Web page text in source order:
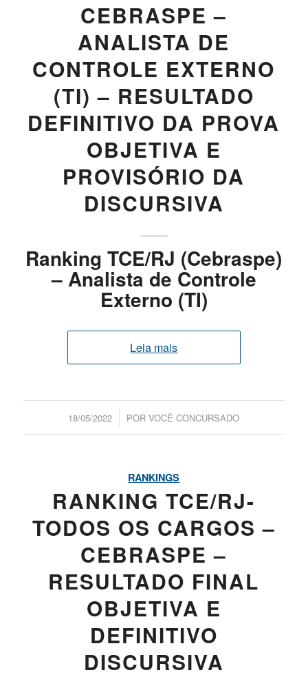
CEBRASPE –
ANALISTA DE
CONTROLE EXTERNO
(TI) – RESULTADO
DEFINITIVO DA PROVA
OBJETIVA E
PROVISÓRIO DA
DISCURSIVA
Ranking TCE/RJ (Cebraspe)
– Analista de Controle
Externo (TI)
Leia mais
18/05/2022
/ PORVOCÊ CONCURSADO
RANKINGS
RANKING TCE/RJ-
TODOS OS CARGOS –
CEBRASPE –
RESULTADO FINAL
OBJETIVA E
DEFINITIVO
DISCURSIVA